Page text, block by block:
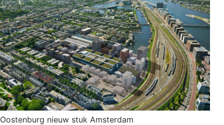
Oostenburg nieuw stuk Amsterdam